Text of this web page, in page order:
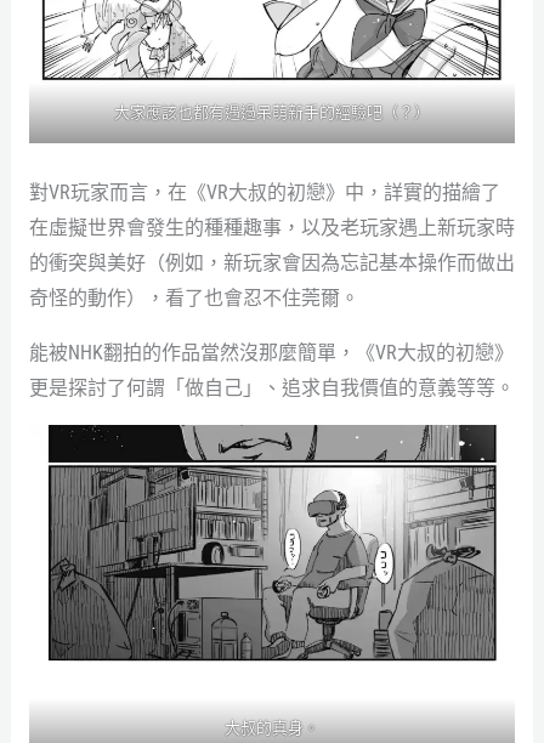
大家應該也都有遇過呆萌新手的經驗吧（？）
對VR玩家而言，在《VR大叔的初戀》中，詳實的描繪了
在虛擬世界會發生的種種趣事，以及老玩家遇上新玩家時
的衝突與美好（例如，新玩家會因為忘記基本操作而做出
奇怪的動作），看了也會忍不住莞爾。
能被NHK翻拍的作品當然沒那麼簡單，《VR大叔的初戀》
更是探討了何謂「做自己」、追求自我價值的意義等等。
大叔的真身。